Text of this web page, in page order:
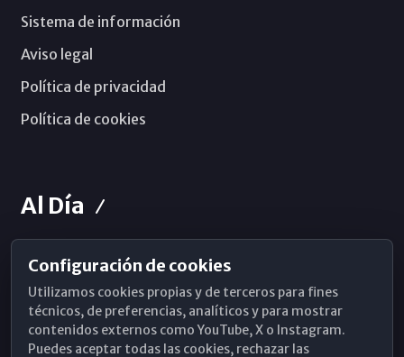
Sistema de información
Aviso legal
Política de privacidad
Política de cookies
Al Día
Horarios de Misa
Hemeroteca
WhatsApp
Configuración de cookies
Utilizamos cookies propias y de terceros para fines
técnicos, de preferencias, analíticos y para mostrar
contenidos externos como YouTube, X o Instagram.
Puedes aceptar todas las cookies, rechazar las